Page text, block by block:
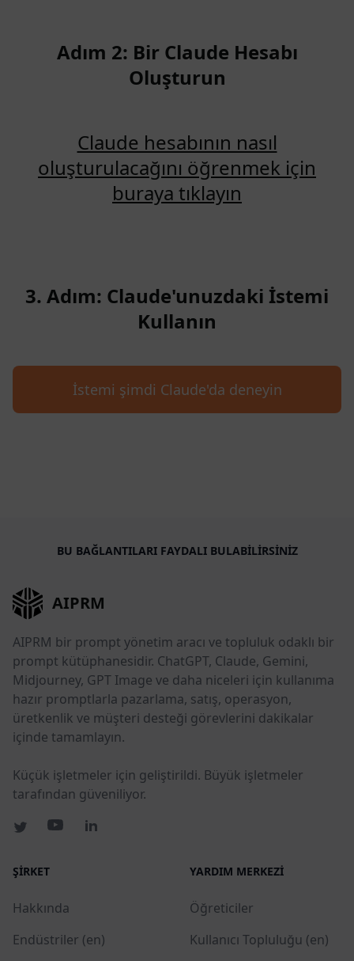
Adım 2: Bir Claude Hesabı
Oluşturun
Claude hesabının nasıl
oluşturulacağını öğrenmek için
buraya tıklayın
3. Adım: Claude'unuzdaki İstemi
Kullanın
İstemi şimdi Claude'da deneyin
BU BAĞLANTILARI FAYDALI BULABILIRSINIZ
AIPRM
AIPRM bir prompt yönetim aracı ve topluluk odaklı bir
prompt kütüphanesidir. ChatGPT, Claude, Gemini,
Midjourney, GPT Image ve daha niceleri için kullanıma
hazır promptlarla pazarlama, satış, operasyon,
üretkenlik ve müşteri desteği görevlerini dakikalar
içinde tamamlayın.
Küçük işletmeler için geliştirildi. Büyük işletmeler
tarafından güveniliyor.
ŞIRKET
Hakkında
Endüstriler (en)
YARDIM MERKEZI
Öğreticiler
Kullanıcı Topluluğu (en)